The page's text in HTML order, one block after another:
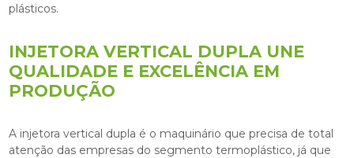
plásticos.
INJETORA VERTICAL DUPLA UNE
QUALIDADE E EXCELÊNCIA EM
PRODUÇÃO
A injetora vertical dupla é o maquinário que precisa de total
atenção das empresas do segmento termoplástico, já que